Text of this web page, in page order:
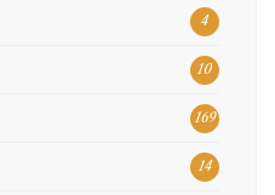
4
10
169
14